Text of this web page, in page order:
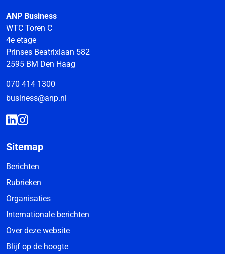
ANP Business
WTC Toren C
4e etage
Prinses Beatrixlaan 582
2595 BM Den Haag
070 414 1300
business@anp.nl
Sitemap
Berichten
Rubrieken
Organisaties
Internationale berichten
Over deze website
Blijf op de hoogte